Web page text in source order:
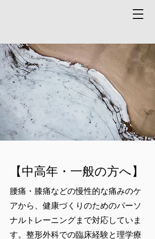
【中高年・一般の方へ】
腰痛・膝痛などの慢性的な痛みのケ
アから、健康づくりのためのパーソ
ナルトレーニングまで対応していま
す。整形外科での臨床経験と理学療